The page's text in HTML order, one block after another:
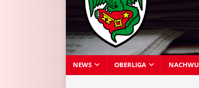
NEWS OBERLIGA